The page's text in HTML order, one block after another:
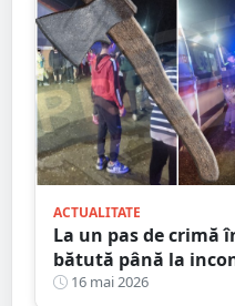
ACTUALITATE
La un pas de crimă
bătută până la
4 copilași
16 mai 2026